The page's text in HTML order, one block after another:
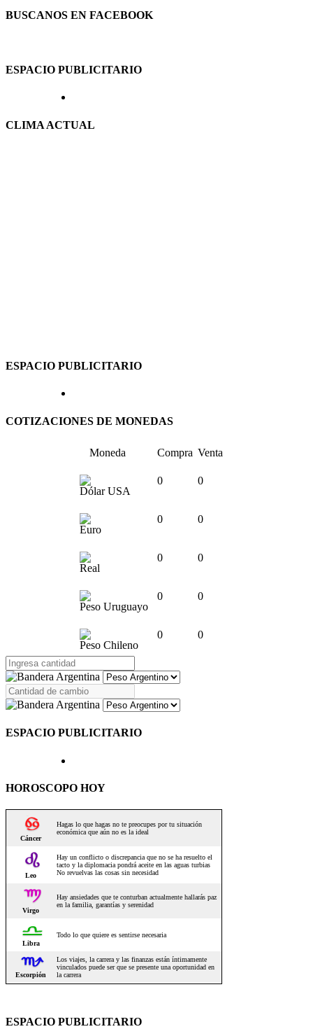
BUSCANOS EN FACEBOOK
ESPACIO PUBLICITARIO
CLIMA ACTUAL
ESPACIO PUBLICITARIO
COTIZACIONES DE MONEDAS
Moneda Compra Venta
Dólar USA
0 0
Euro
0 0
Real
0 0
Peso Uruguayo
0 0
Peso Chileno
0 0
ESPACIO PUBLICITARIO
HOROSCOPO HOY
ESPACIO PUBLICITARIO